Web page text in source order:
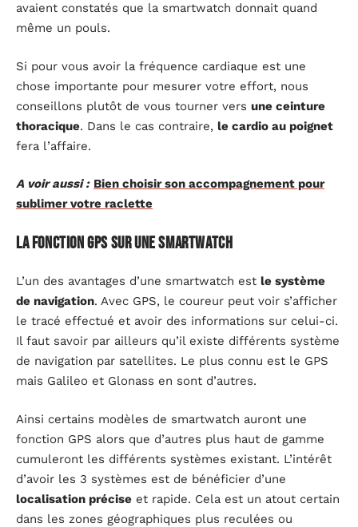
avaient constatés que la smartwatch donnait quand
même un pouls.
Si pour vous avoir la fréquence cardiaque est une
chose importante pour mesurer votre effort, nous
conseillons plutôt de vous tourner vers une ceinture
thoracique. Dans le cas contraire, le cardio au poignet
fera l’affaire.
A voir aussi : Bien choisir son accompagnement pour
sublimer votre raclette
La fonction GPS sur une smartwatch
L’un des avantages d’une smartwatch est le système
de navigation. Avec GPS, le coureur peut voir s’afficher
le tracé effectué et avoir des informations sur celui-ci.
Il faut savoir par ailleurs qu’il existe différents système
de navigation par satellites. Le plus connu est le GPS
mais Galileo et Glonass en sont d’autres.
Ainsi certains modèles de smartwatch auront une
fonction GPS alors que d’autres plus haut de gamme
cumuleront les différents systèmes existant. L’intérêt
d’avoir les 3 systèmes est de bénéficier d’une
localisation précise et rapide. Cela est un atout certain
dans les zones géographiques plus reculées ou